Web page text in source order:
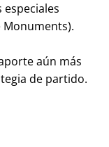
especiales
Monuments).
aún más
de partido.